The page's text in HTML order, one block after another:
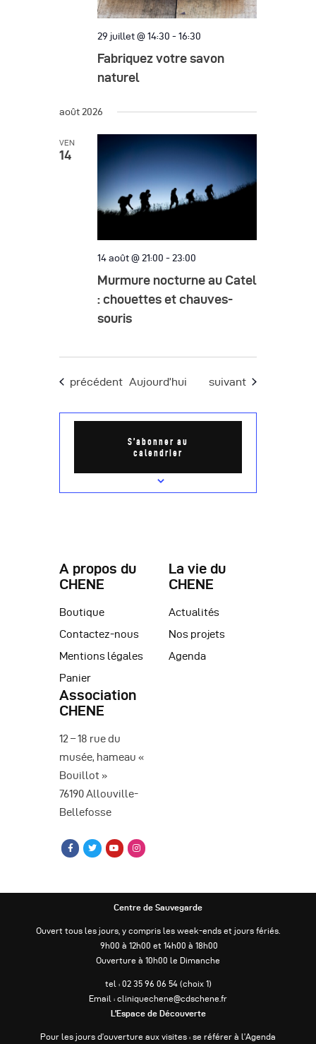
29 juillet @ 14:30 - 16:30
Fabriquez votre savon
naturel
août 2026
VEN
14
14 août @ 21:00 - 23:00
Murmure nocturne au Catel
: chouettes et chauves-
souris
Évènements
précédent Aujourd’hui Évènements
suivant
S’abonner au
calendrier
A propos du
CHENE
Boutique
Contactez-nous
Mentions légales
Panier
La vie du
CHENE
Actualités
Nos projets
Agenda
Association
CHENE
12 – 18 rue du
musée, hameau «
Bouillot »
76190 Allouville-
Bellefosse
Centre de Sauvegarde
Ouvert tous les jours, y compris les week-ends et jours fériés.
9h00 à 12h00 et 14h00 à 18h00
Ouverture à 10h00 le Dimanche
tel : 02 35 96 06 54 (choix 1)
Email : cliniquechene@cdschene.fr
L’Espace de Découverte
Pour les jours d’ouverture aux visites : se référer à l’Agenda